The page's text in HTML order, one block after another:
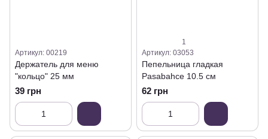
Артикул: 00219
Держатель для меню
"кольцо" 25 мм
39 грн
1
Артикул: 03053
Пепельница гладкая
Pasabahce 10.5 см
62 грн